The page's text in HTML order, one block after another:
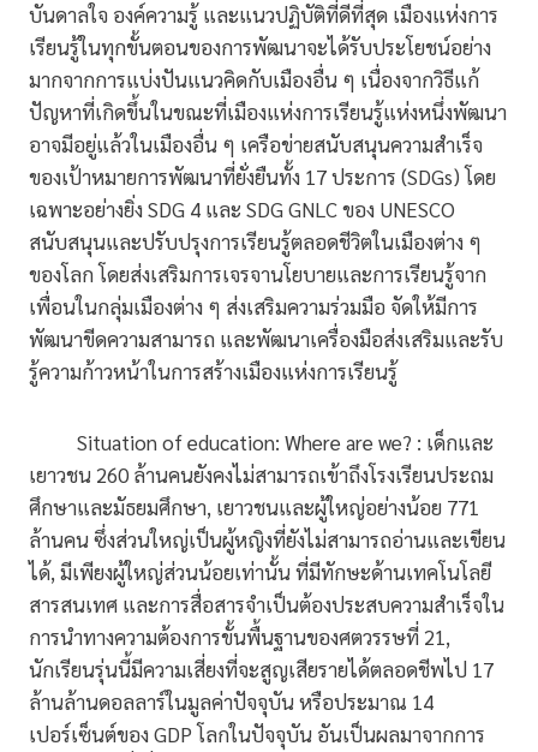
บันดาลใจ องค์ความรู้ และแนวปฏิบัติที่ดีที่สุด เมืองแห่งการ
เรียนรู้ในทุกขั้นตอนของการพัฒนาจะได้รับประโยชน์อย่าง
มากจากการแบ่งปันแนวคิดกับเมืองอื่น ๆ เนื่องจากวิธีแก้
ปัญหาที่เกิดขึ้นในขณะที่เมืองแห่งการเรียนรู้แห่งหนึ่งพัฒนา
อาจมีอยู่แล้วในเมืองอื่น ๆ เครือข่ายสนับสนุนความสำเร็จ
ของเป้าหมายการพัฒนาที่ยั่งยืนทั้ง 17 ประการ (SDGs) โดย
เฉพาะอย่างยิ่ง SDG 4 และ SDG GNLC ของ UNESCO
สนับสนุนและปรับปรุงการเรียนรู้ตลอดชีวิตในเมืองต่าง ๆ
ของโลก โดยส่งเสริมการเจรจานโยบายและการเรียนรู้จาก
เพื่อนในกลุ่มเมืองต่าง ๆ ส่งเสริมความร่วมมือ จัดให้มีการ
พัฒนาขีดความสามารถ และพัฒนาเครื่องมือส่งเสริมและรับ
รู้ความก้าวหน้าในการสร้างเมืองแห่งการเรียนรู้
Situation of education: Where are we? : เด็กและ
เยาวชน 260 ล้านคนยังคงไม่สามารถเข้าถึงโรงเรียนประถม
ศึกษาและมัธยมศึกษา, เยาวชนและผู้ใหญ่อย่างน้อย 771
ล้านคน ซึ่งส่วนใหญ่เป็นผู้หญิงที่ยังไม่สามารถอ่านและเขียน
ได้, มีเพียงผู้ใหญ่ส่วนน้อยเท่านั้น ที่มีทักษะด้านเทคโนโลยี
สารสนเทศ และการสื่อสารจำเป็นต้องประสบความสำเร็จใน
การนำทางความต้องการขั้นพื้นฐานของศตวรรษที่ 21,
นักเรียนรุ่นนี้มีความเสี่ยงที่จะสูญเสียรายได้ตลอดชีพไป 17
ล้านล้านดอลลาร์ในมูลค่าปัจจุบัน หรือประมาณ 14
เปอร์เซ็นต์ของ GDP โลกในปัจจุบัน อันเป็นผลมาจากการ